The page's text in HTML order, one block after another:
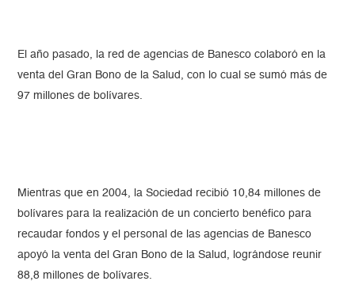
El año pasado, la red de agencias de Banesco colaboró en la
venta del Gran Bono de la Salud, con lo cual se sumó más de
97 millones de bolívares.
Mientras que en 2004, la Sociedad recibió 10,84 millones de
bolívares para la realización de un concierto benéfico para
recaudar fondos y el personal de las agencias de Banesco
apoyó la venta del Gran Bono de la Salud, lográndose reunir
88,8 millones de bolívares.